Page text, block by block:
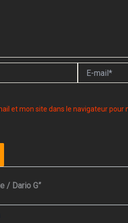
mail*
et mon site dans le navigateur pour
/ Dario G”